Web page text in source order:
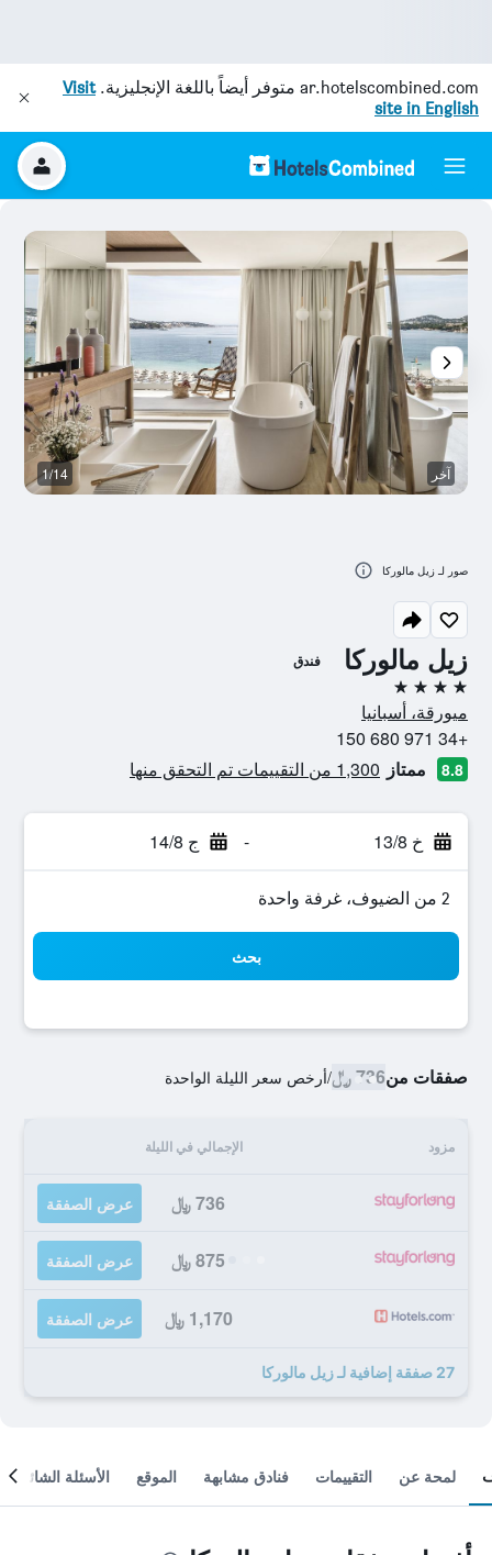
ar.hotelscombined.com متوفر أيضاً باللغة الإنجليزية.Visit
site in English
زيل مالوركا فندق
4 نجوم
ميورقة، أسبانيا
+34 971 680 150
8.8 ممتاز 1,300 من التقييمات تم التحقق منها
خ 13/8 - ج 14/8
2 من الضيوف، غرفة واحدة
بحث
صفقات من736 ﷼ /أرخص سعر الليلة الواحدة
مزود الإجمالي في الليلة
736 ﷼ عرض الصفقة
875 ﷼ عرض الصفقة
1,170 ﷼ عرض الصفقة
27 صفقة إضافية لـ زيل مالوركا
آخر 1/14
صور لـ زيل مالوركا
لمحة عن التقييمات فنادق مشابهة الموقع الأسئلة الشائعة